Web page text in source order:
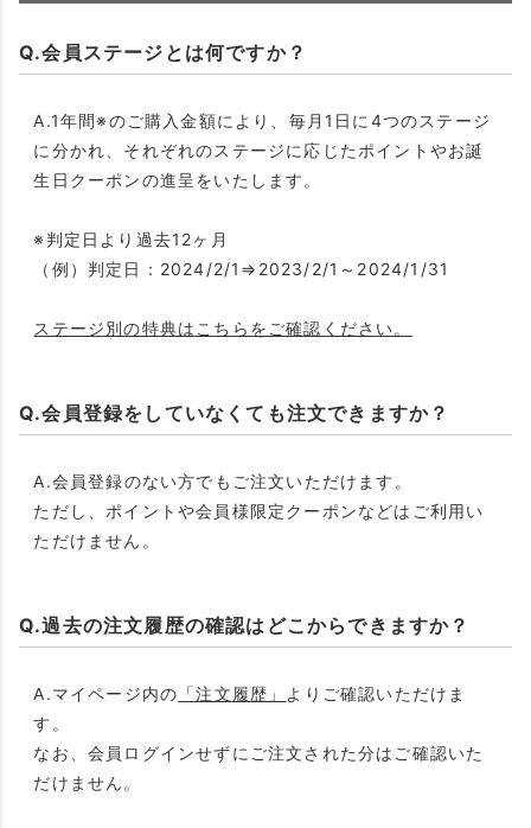
Q.会員ステージとは何ですか？
A.1年間※のご購入金額により、毎月1日に4つのステージ
に分かれ、それぞれのステージに応じたポイントやお誕
生日クーポンの進呈をいたします。
※判定日より過去12ヶ月
（例）判定日：2024/2/1⇒2023/2/1～2024/1/31
ステージ別の特典はこちらをご確認ください。
Q.会員登録をしていなくても注文できますか？
A.会員登録のない方でもご注文いただけます。
ただし、ポイントや会員様限定クーポンなどはご利用い
ただけません。
Q.過去の注文履歴の確認はどこからできますか？
A.マイページ内の 「注文履歴」 よりご確認いただけま
す。
なお、会員ログインせずにご注文された分はご確認いた
だけません。